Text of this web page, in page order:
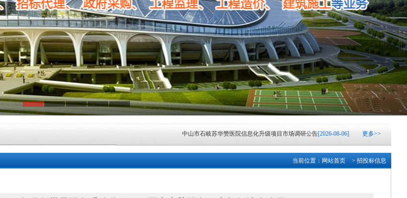
中山市石岐苏华赞医院信息化升级项目市场调研公告[2026-08-06] 广东英德农村商业
更多>>
当前位置： 网站首页 > 招投标信息